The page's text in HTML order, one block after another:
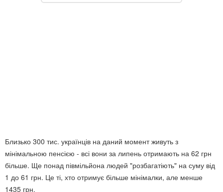
Близько 300 тис. українців на даний момент живуть з
мінімальною пенсією - всі вони за липень отримають на 62 грн
більше. Ще понад півмільйона людей "розбагатіють" на суму від
1 до 61 грн. Це ті, хто отримує більше мінімалки, але менше
1435 грн.